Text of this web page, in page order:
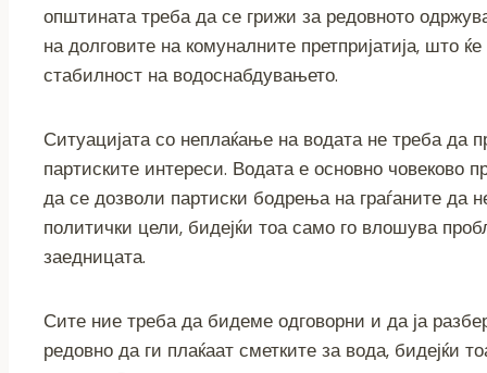
општината треба да се грижи за редовното
на долговите на комуналните претпријатија, што
стабилност на водоснабдувањето.
Ситуацијата со неплаќање на водата не треба да
партиските интереси. Водата е основно човеково
да се дозволи партиски бодрења на граѓаните да
политички цели, бидејќи тоа само го влошува
заедницата.
Сите ние треба да бидеме одговорни и да ја
редовно да ги плаќаат сметките за вода, бидејќи